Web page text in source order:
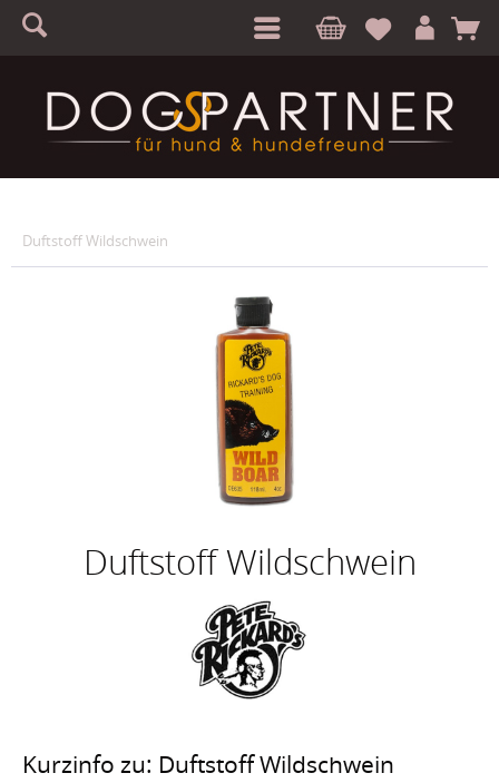
S A
Duftstoff Wildschwein
Duftstoff Wildschwein
Kurzinfo zu: Duftstoff Wildschwein